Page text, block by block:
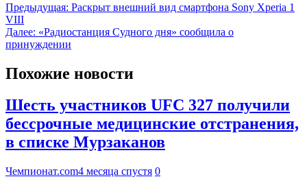
Предыдущая: Раскрыт внешний вид смартфона Sony Xperia 1
VIII
Далее: «Радиостанция Судного дня» сообщила о
принуждении
Похожие новости
Шесть участников UFC 327 получили
бессрочные медицинские отстранения,
в списке Мурзаканов
Чемпионат.com4 месяца спустя 0